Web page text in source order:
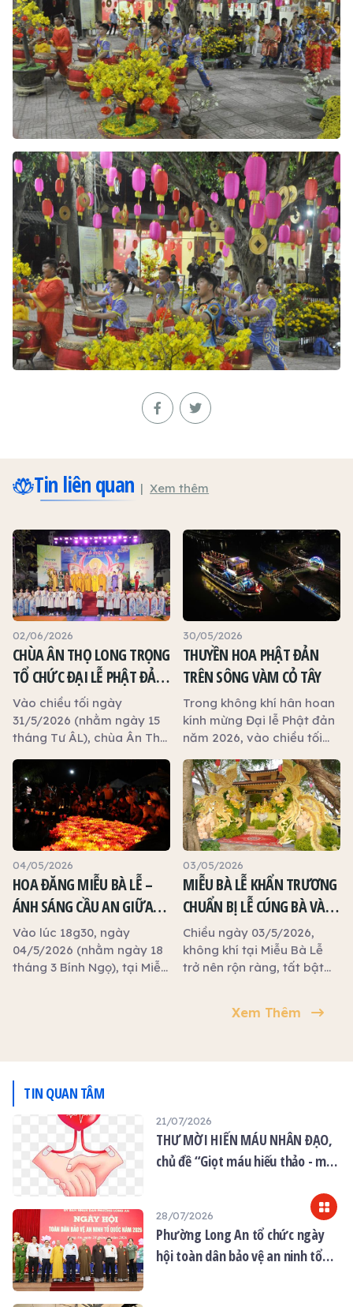
Tin liên quan Xem thêm
02/06/2026
CHÙA ÂN THỌ LONG TRỌNG
TỔ CHỨC ĐẠI LỄ PHẬT ĐẢN
NĂM 2026
Vào chiều tối ngày
31/5/2026 (nhằm ngày 15
tháng Tư ÂL), chùa Ân Thọ
Ninh) đã long trọng tổ
chức Đại lễ Phật đản năm
2026 trong không khí
trang nghiêm, hoan hỷ và
thắm tình đạo vị.
30/05/2026
THUYỀN HOA PHẬT ĐẢN
TRÊN SÔNG VÀM CỎ TÂY
Trong không khí hân hoan
kính mừng Đại lễ Phật đản
năm 2026, vào chiều tối
ngày 13 tháng Tư ÂL),
chương trình Thuyền hoa
Phật đản đã được trọng
thể khai mạc trên Du
thuyền Tây Ninh, xuôi
dòng sông Vàm Cỏ Tây từ
cầu Tân An đến cầu Vàm
Cỏ Tây, thuộc phường
Long An, tỉnh Tây Ninh.
Đêm cuối là 15 tháng Tư
04/05/2026
HOA ĐĂNG MIỄU BÀ LỄ –
ÁNH SÁNG CẦU AN GIỮA
LÒNG QUÊ HƯƠNG
Vào lúc 18g30, ngày
04/5/2026 (nhằm ngày 18
tháng 3 Bính Ngọ), tại Miễu
03/05/2026
MIỄU BÀ LỄ KHẨN TRƯƠNG
CHUẨN BỊ LỄ CÚNG BÀ VÀ
KỲ AN
Chiều ngày 03/5/2026,
không khí tại Miễu Bà Lễ
trở nên rộn ràng, tất bật
ngày mai. Từ điện thờ
thiêng và cao quý. Hương
hoa, lễ phẩm được bày
biện tươm tất, tạo nên
Xem Thêm
TIN QUAN TÂM
21/07/2026
THƯ MỜI HIẾN MÁU NHÂN ĐẠO,
chủ đề “Giọt máu hiếu thảo - mùa
28/07/2026
Phường Long An tổ chức ngày
hội toàn dân bảo vệ an ninh tổ